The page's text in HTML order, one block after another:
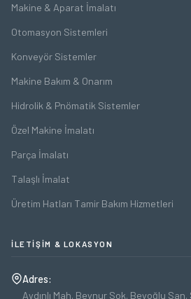
Makine & Aparat İmalatı
Otomasyon Sistemleri
Konveyör Sistemler
Makine Bakım & Onarım
Hidrolik & Pnömatik Sistemler
Özel Makine İmalatı
Parça İmalatı
Talaşlı İmalat
Üretim Hatları Tamir Bakım Hizmetleri
İLETIŞIM & LOKASYON
Adres:
Aydınlı Mah. Beynur Sok. Beyoğlu